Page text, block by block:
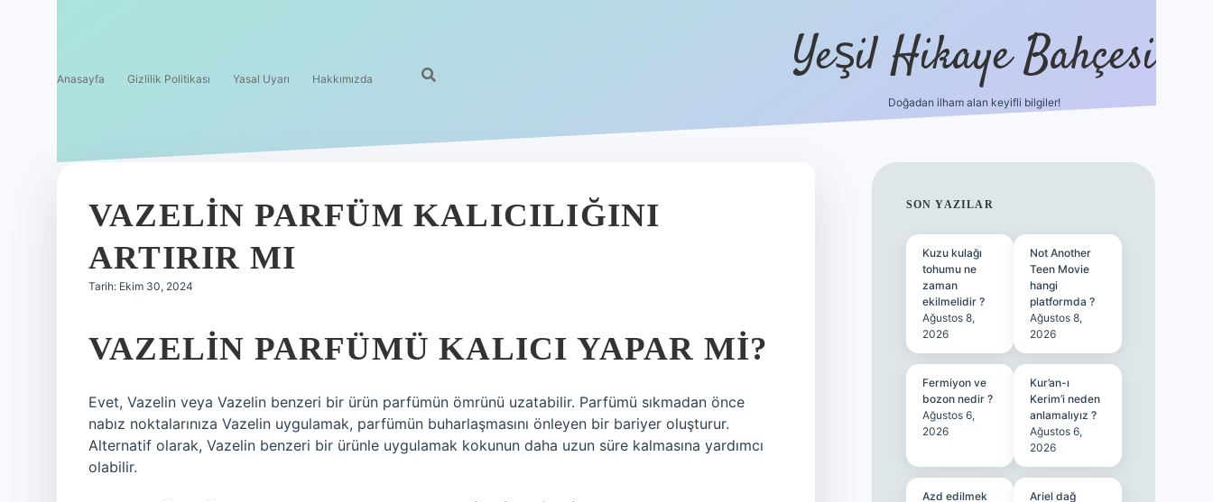
Anasayfa Gizlilik Politikası Yasal Uyarı Hakkımızda Yeşil Hikaye Bahçesi
Doğadan ilham alan keyifli bilgiler!
VAZELIN PARFÜM KALICILIĞINI
ARTIRIR MI
Tarih: Ekim 30, 2024
VAZELIN PARFÜMÜ KALICI YAPAR MI?
Evet, Vazelin veya Vazelin benzeri bir ürün parfümün ömrünü uzatabilir. Parfümü sıkmadan önce
nabız noktalarınıza Vazelin uygulamak, parfümün buharlaşmasını önleyen bir bariyer oluşturur.
Alternatif olarak, Vazelin benzeri bir ürünle uygulamak kokunun daha uzun süre kalmasına yardımcı
olabilir.
SIDEBAR
SON YAZILAR
Kuzu kulağı
tohumu ne
zaman
ekilmelidir ?
Ağustos 8,
2026
Not Another
Teen Movie
hangi
platformda ?
Ağustos 8,
2026
Fermiyon ve
bozon nedir ?
Ağustos 6,
2026
Kur’an-ı
Kerim’i neden
anlamalıyız ?
Ağustos 6,
2026
Azd edilmek
Ariel dağ
ilbet mobil